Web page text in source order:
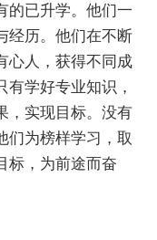
的已升学。他们一
经历。他们在不断
心人，获得不同成
学好专业知识，
，实现目标。没有
们为榜样学习，取
标，为前途而奋